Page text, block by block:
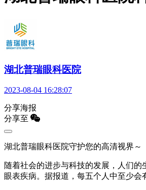
湖北普瑞眼科医院
2023-08-04 16:28:07
分享海报
分享至
湖北普瑞眼科医院守护您的高清视界～
随着社会的进步与科技的发展，人们
眼表疾病。据报道，每五个人中至少会